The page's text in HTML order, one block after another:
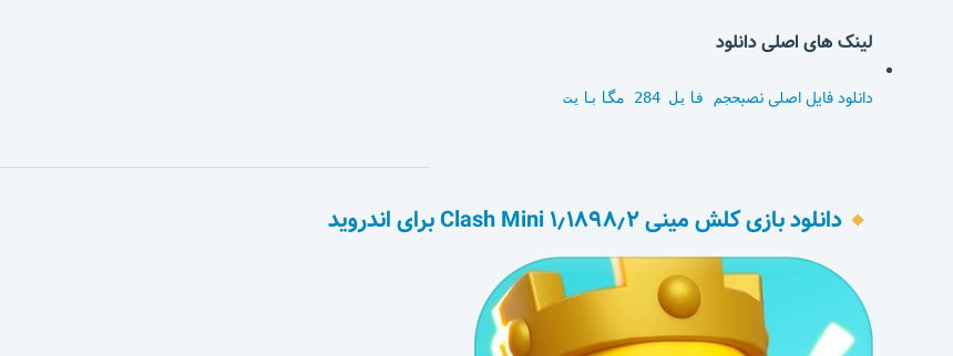
لینک های اصلی دانلود
دانلود فایل اصلی نصبحجم فایل 284 مگابایت
دانلود بازی کلش مینی ۱٫۱۸۹۸٫۲ Clash Mini برای اندروید